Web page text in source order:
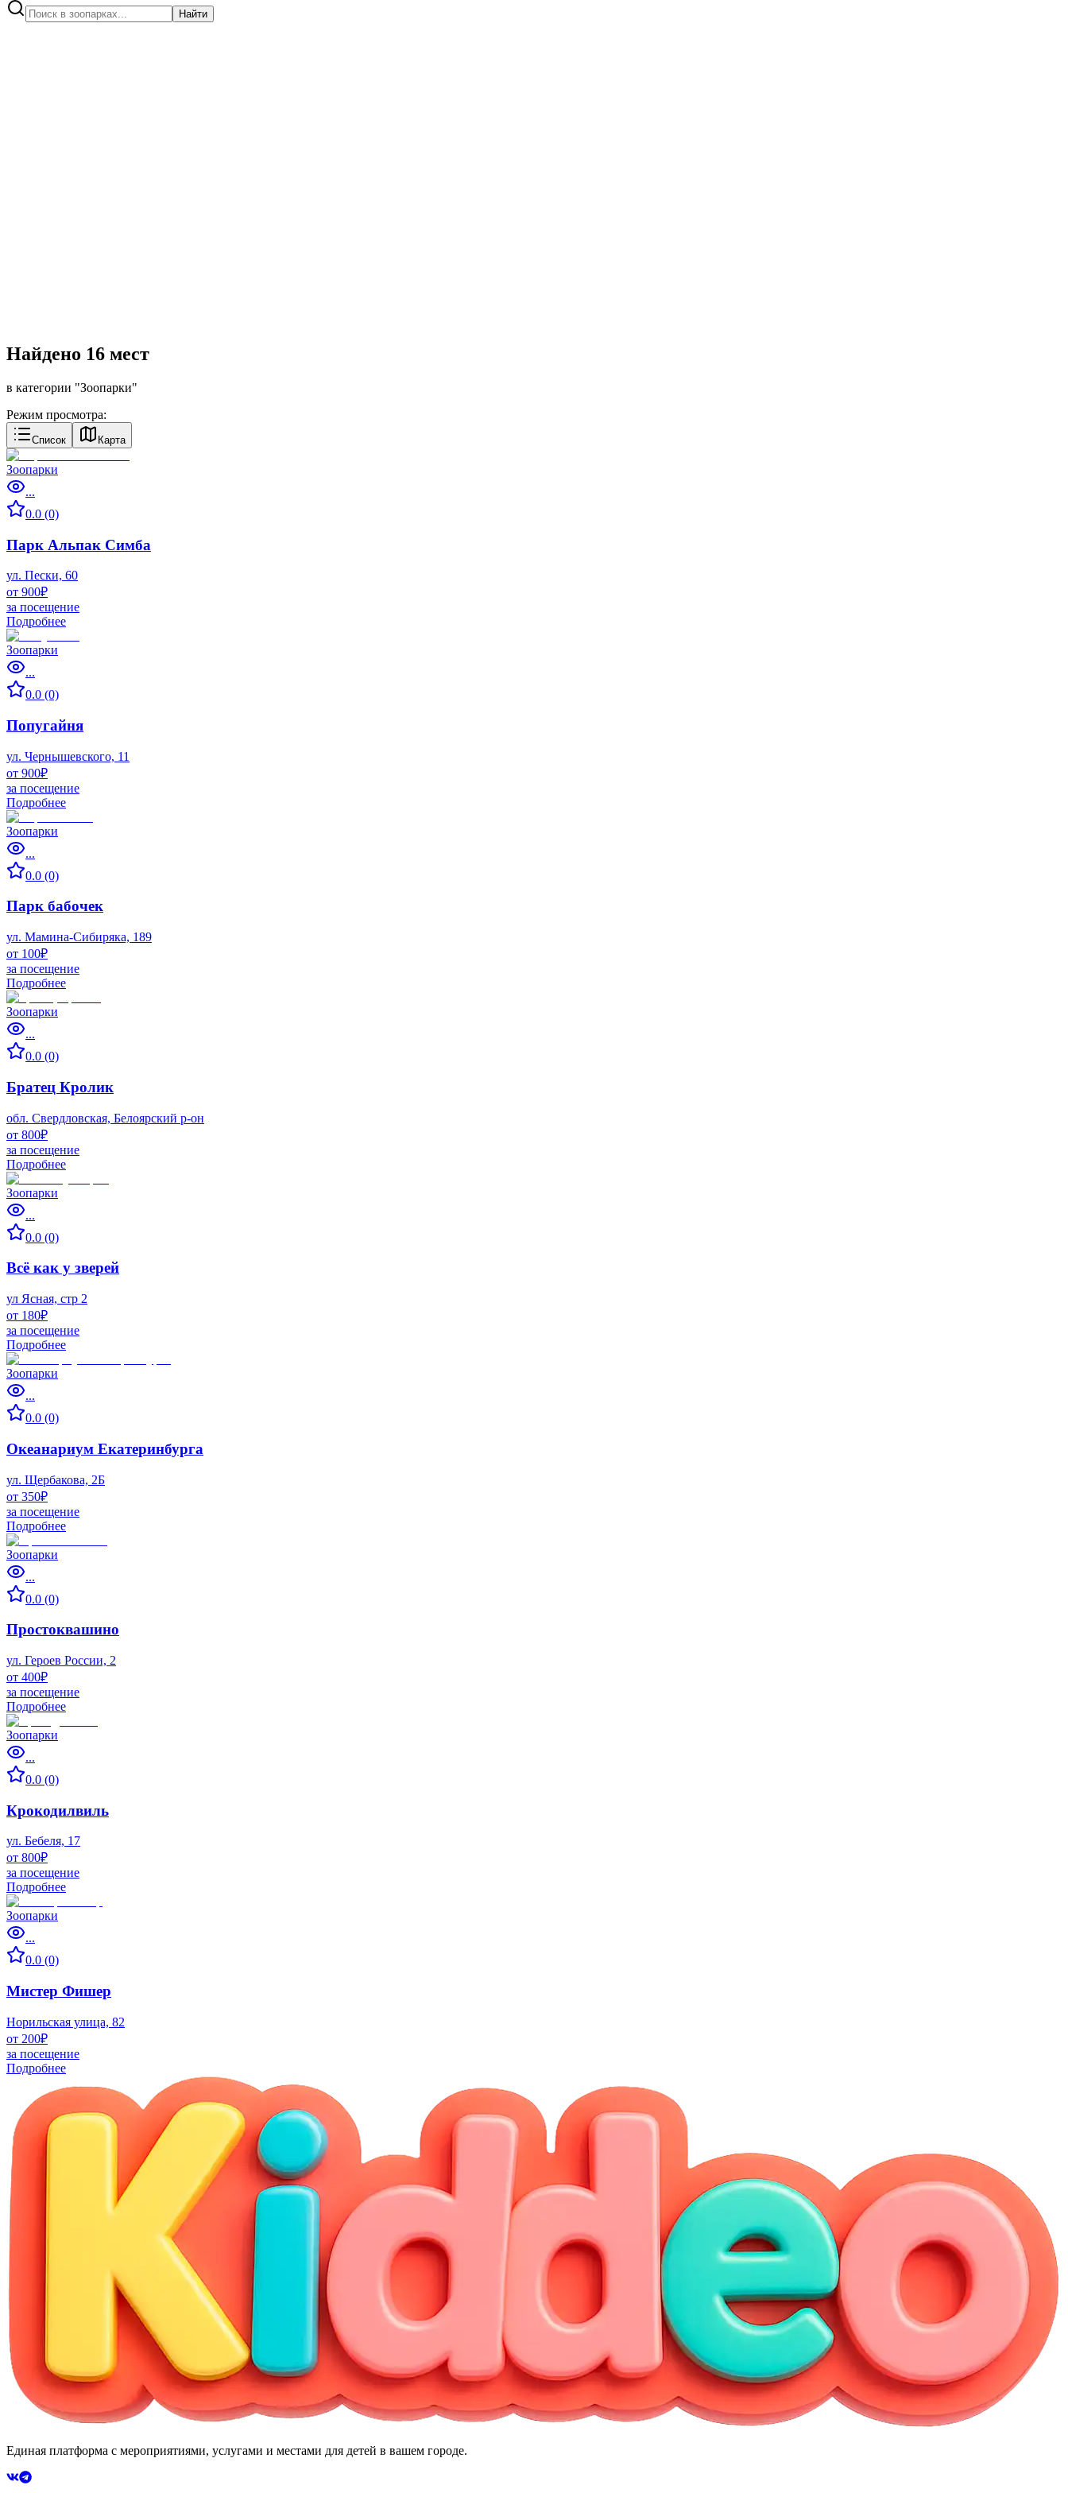
Найти
Найдено 16 мест
в категории "Зоопарки"
Режим просмотра:
Список Карта
Зоопарки
...
0.0 (0)
Парк Альпак Симба
ул. Пески, 60
от 900₽
за посещение
Подробнее
Зоопарки
...
0.0 (0)
Попугайня
ул. Чернышевского, 11
от 900₽
за посещение
Подробнее
Зоопарки
...
0.0 (0)
Парк бабочек
ул. Мамина-Сибиряка, 189
от 100₽
за посещение
Подробнее
Зоопарки
...
0.0 (0)
Братец Кролик
обл. Свердловская, Белоярский р-он
от 800₽
за посещение
Подробнее
Зоопарки
...
0.0 (0)
Всё как у зверей
ул Ясная, стр 2
от 180₽
за посещение
Подробнее
Зоопарки
...
0.0 (0)
Океанариум Екатеринбурга
ул. Щербакова, 2Б
от 350₽
за посещение
Подробнее
Зоопарки
...
0.0 (0)
Простоквашино
ул. Героев России, 2
от 400₽
за посещение
Подробнее
Зоопарки
...
0.0 (0)
Крокодилвиль
ул. Бебеля, 17
от 800₽
за посещение
Подробнее
Зоопарки
...
0.0 (0)
Мистер Фишер
Норильская улица, 82
от 200₽
за посещение
Подробнее
Единая платформа с мероприятиями, услугами и местами для детей в вашем городе.